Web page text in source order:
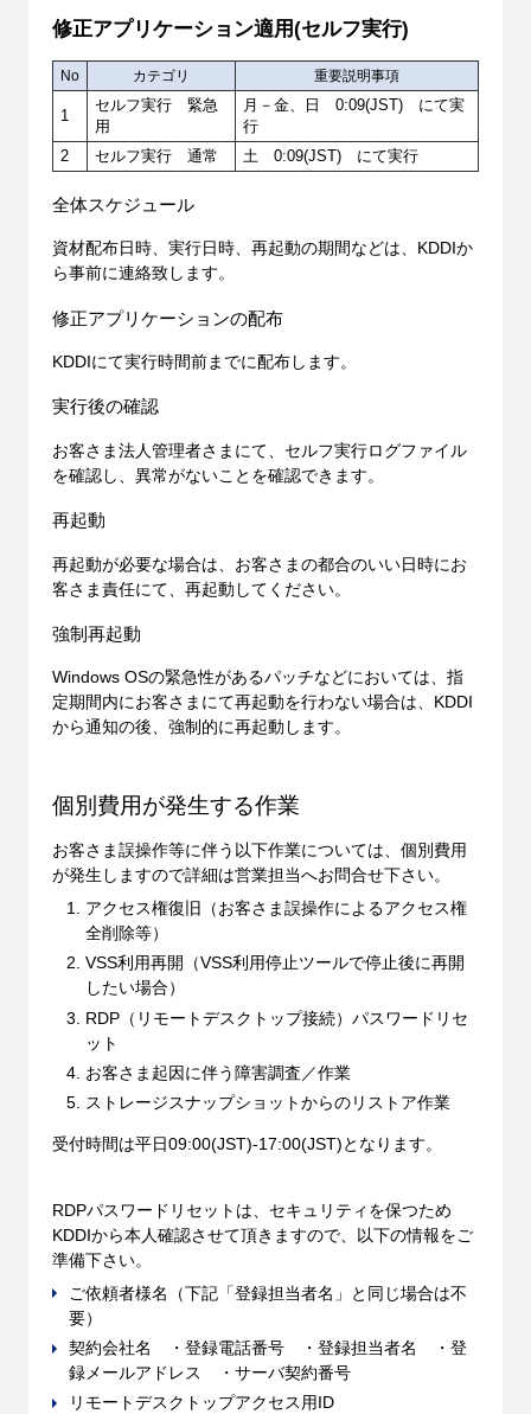
修正アプリケーション適用(セルフ実行)
No カテゴリ 重要説明事項
1
セルフ実行 緊急
用
月－金、日 0:09(JST) にて実
行
2
セルフ実行 通常 土 0:09(JST) にて実行
全体スケジュール
資材配布日時、実行日時、再起動の期間などは、KDDIか
ら事前に連絡致します。
修正アプリケーションの配布
KDDIにて実行時間前までに配布します。
実行後の確認
お客さま法人管理者さまにて、セルフ実行ログファイル
を確認し、異常がないことを確認できます。
再起動
再起動が必要な場合は、お客さまの都合のいい日時にお
客さま責任にて、再起動してください。
強制再起動
Windows OSの緊急性があるパッチなどにおいては、指
定期間内にお客さまにて再起動を行わない場合は、KDDI
から通知の後、強制的に再起動します。
個別費用が発生する作業
お客さま誤操作等に伴う以下作業については、個別費用
が発生しますので詳細は営業担当へお問合せ下さい。
アクセス権復旧（お客さま誤操作によるアクセス権
全削除等）
VSS利用再開（VSS利用停止ツールで停止後に再開
したい場合）
RDP（リモートデスクトップ接続）パスワードリセ
ット
お客さま起因に伴う障害調査／作業
ストレージスナップショットからのリストア作業
受付時間は平日09:00(JST)-17:00(JST)となります。
RDPパスワードリセットは、セキュリティを保つため
KDDIから本人確認させて頂きますので、以下の情報をご
準備下さい。
ご依頼者様名（下記「登録担当者名」と同じ場合は不
要）
契約会社名 ・登録電話番号 ・登録担当者名 ・登
録メールアドレス ・サーバ契約番号
リモートデスクトップアクセス用ID